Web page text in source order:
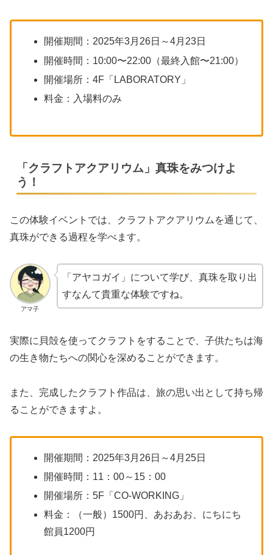
開催期間：2025年3月26日～4月23日
開催時間：10:00〜22:00（最終入館〜21:00）
開催場所：4F「LABORATORY」
料金：入場料のみ
「クラフトアクアリウム」真珠をみつけよ
う！
この体験イベントでは、クラフトアクアリウムを通じて、
真珠ができる過程を学べます。
アマ子
「アヤコガイ」について学び、真珠を取り出
すなんて貴重な体験ですね。
実際に貝殻を使ってクラフトをすることで、子供たちは海
の生き物たちへの関心を深めることができます。
また、完成したクラフト作品は、旅の思い出として持ち帰
ることができますよ。
開催期間：2025年3月26日～4月25日
開催時間：11：00～15：00
開催場所：5F「CO-WORKING」
料金：（一般）1500円、あおあお、にちにち
館員1200円